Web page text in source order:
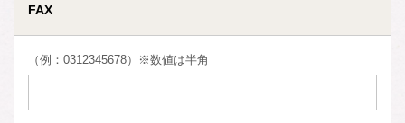
FAX
（例：0312345678）※数値は半角